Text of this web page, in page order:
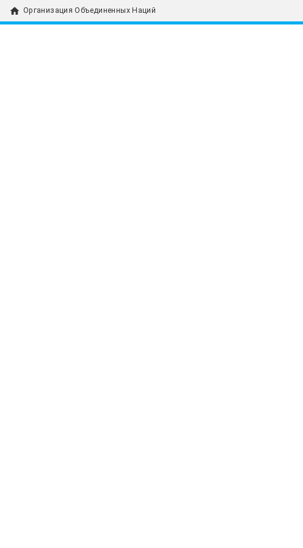
home Организация Объединенных Наций